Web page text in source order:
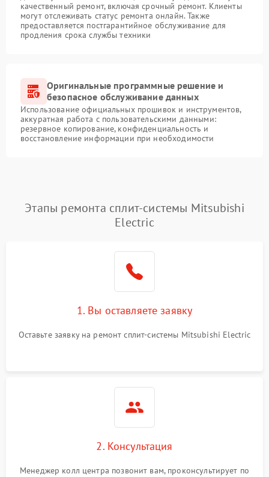
качественный ремонт, включая срочный ремонт. Клиенты
могут отслеживать статус ремонта онлайн. Также
предоставляется постгарантийное обслуживание для
продления срока службы техники
Оригинальные программные решение и
безопасное обслуживание данных
Использование официальных прошивок и инструментов,
аккуратная работа с пользовательскими данными:
резервное копирование, конфиденциальность и
восстановление информации при необходимости
Этапы ремонта сплит-системы Mitsubishi
Electric
1. Вы оставляете заявку
Оставьте заявку на ремонт сплит-системы Mitsubishi Electric
2. Консультация
Менеджер колл центра позвонит вам, проконсультирует по